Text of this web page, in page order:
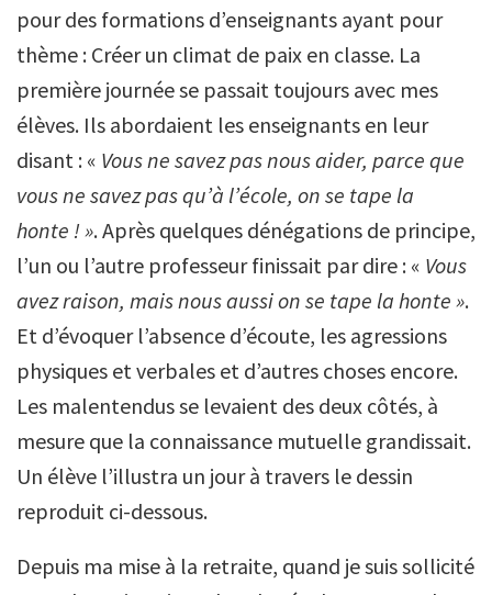
pour des formations d’enseignants ayant pour
thème : Créer un climat de paix en classe. La
première journée se passait toujours avec mes
élèves. Ils abordaient les enseignants en leur
disant : « Vous ne savez pas nous aider, parce que
vous ne savez pas qu’à l’école, on se tape la
honte ! ». Après quelques dénégations de principe,
l’un ou l’autre professeur finissait par dire : « Vous
avez raison, mais nous aussi on se tape la honte ».
Et d’évoquer l’absence d’écoute, les agressions
physiques et verbales et d’autres choses encore.
Les malentendus se levaient des deux côtés, à
mesure que la connaissance mutuelle grandissait.
Un élève l’illustra un jour à travers le dessin
reproduit ci-dessous.
Depuis ma mise à la retraite, quand je suis sollicité